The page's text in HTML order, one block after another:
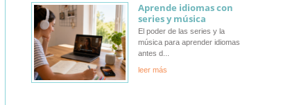
Aprende idiomas con
series y música
El poder de las series y la
música para aprender idiomas
antes d
leer más